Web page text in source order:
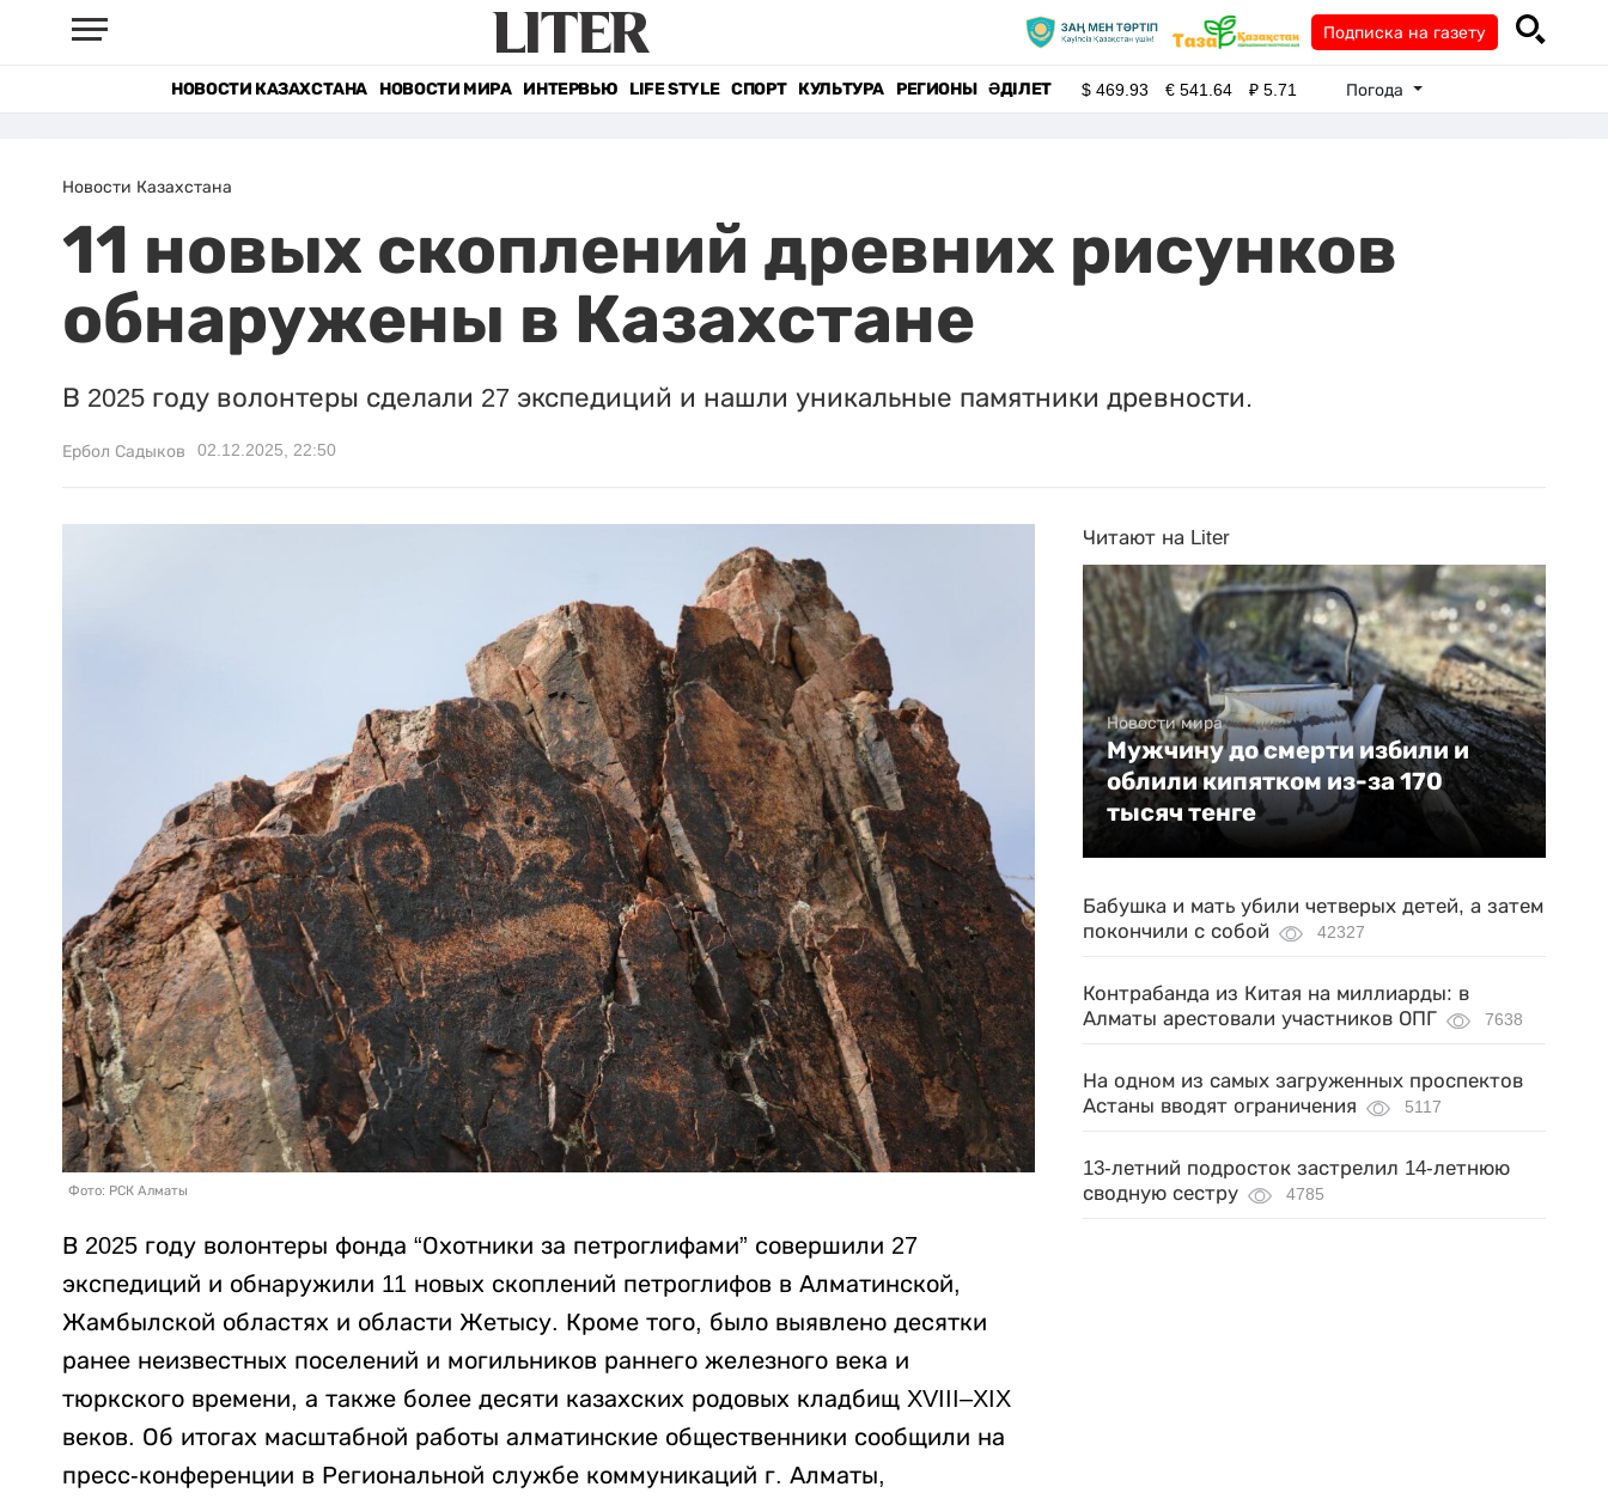
Подписка на газету
НОВОСТИ КАЗАХСТАНА НОВОСТИ МИРА ИНТЕРВЬЮ LIFE STYLE СПОРТ КУЛЬТУРА РЕГИОНЫ ӘДІЛЕТ $469.93 €541.64 ₽5.71 Погода
Новости Казахстана
11 новых скоплений древних рисунков
обнаружены в Казахстане
В 2025 году волонтеры сделали 27 экспедиций и нашли уникальные памятники древности.
Ербол Садыков 02.12.2025, 22:50
Фото: РСК Алматы
В 2025 году волонтеры фонда “Охотники за петроглифами” совершили 27
экспедиций и обнаружили 11 новых скоплений петроглифов в Алматинской,
Жамбылской областях и области Жетысу. Кроме того, было выявлено десятки
ранее неизвестных поселений и могильников раннего железного века и
тюркского времени, а также более десяти казахских родовых кладбищ XVIII–XIX
веков. Об итогах масштабной работы алматинские общественники сообщили на
пресс-конференции в Региональной службе коммуникаций г. Алматы,
Читают на Liter
Новости мира
Мужчину до смерти избили и
облили кипятком из-за 170
тысяч тенге
Бабушка и мать убили четверых детей, а затем
покончили с собой
42327
Контрабанда из Китая на миллиарды: в
Алматы арестовали участников ОПГ
7638
На одном из самых загруженных проспектов
Астаны вводят ограничения
5117
13-летний подросток застрелил 14-летнюю
сводную сестру
4785